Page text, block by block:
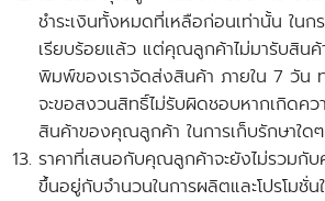
ชำระเงินทั้งหมดที่เหลือก่อนเท่านั้น ใน
เรียบร้อยแล้ว แต่คุณลูกค้าไม่มารับสินค้
พิมพ์ของเราจัดส่งสินค้า ภายใน 7 วัน
จะขอสงวนสิทธิ์ไม่รับผิดชอบหากเกิดคว
สินค้าของคุณลูกค้า ในการเก็บรักษาใด
ราคาที่เสนอกับคุณลูกค้าจะยังไม่รวมกั
ขึ้นอยู่กับจำนวนในการผลิตและโปรโมชั่